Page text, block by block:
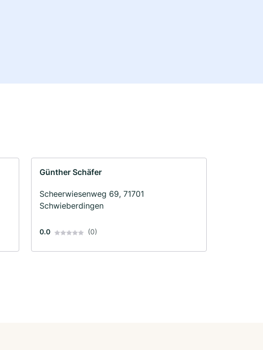
Günther Schäfer
Scheerwiesenweg 69, 71701
Schwieberdingen
0.0 (0)